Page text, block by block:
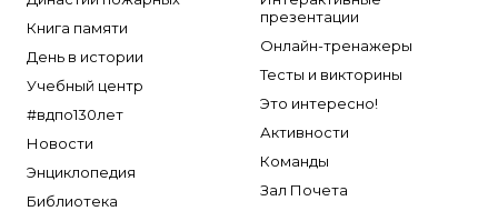
Книга памяти
День в истории
Учебный центр
#вдпо130лет
Новости
Энциклопедия
Библиотека
презентации
Онлайн-тренажеры
Тесты и викторины
Это интересно!
Активности
Команды
Зал Почета